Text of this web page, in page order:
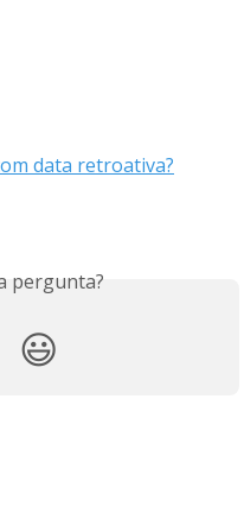
data retroativa?
pergunta?
😃